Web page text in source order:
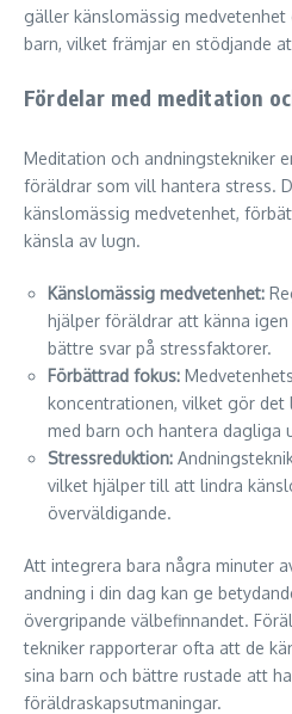
gäller känslomässig
barn, vilket främjar en stödjande
Fördelar med meditation
Meditation och andningstekniker
föräldrar som vill hantera stress.
känslomässig medvetenhet,
känsla av lugn.
Känslomässig medvetenhet:
hjälper föräldrar att känna
bättre svar på stressfaktorer.
Förbättrad fokus:
koncentrationen, vilket gör
med barn och hantera dagliga
Stressreduktion:
vilket hjälper till att lindra
överväldigande.
Att integrera bara några minuter
andning i din dag kan ge
övergripande välbefinnandet.
tekniker rapporterar ofta att de
sina barn och bättre rustade att
föräldraskapsutmaningar.